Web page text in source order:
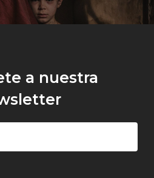
a nuestra